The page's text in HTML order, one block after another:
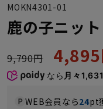
MOKN4301-01
鹿の子ニッ
9,790円
なら 月々
WEB会員なら24pt